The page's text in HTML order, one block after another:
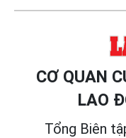
CƠ QUAN
LAO
Tổng Biên